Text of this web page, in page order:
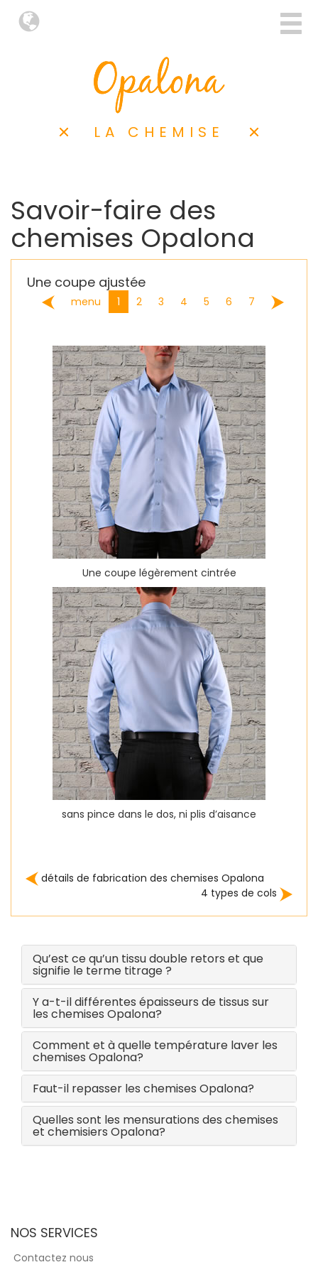
LA CHEMISE
Savoir-faire des
chemises Opalona
Une coupe ajustée
menu 1 (current)
2 3 4 5 6 7
Une coupe légèrement cintrée
sans pince dans le dos, ni plis d’aisance
détails de fabrication des chemises Opalona
4 types de cols
Qu’est ce qu’un tissu double retors et que
signifie le terme titrage ?
Y a-t-il différentes épaisseurs de tissus sur
les chemises Opalona?
Comment et à quelle température laver les
chemises Opalona?
Faut-il repasser les chemises Opalona?
Quelles sont les mensurations des chemises
et chemisiers Opalona?
NOS SERVICES
Contactez nous